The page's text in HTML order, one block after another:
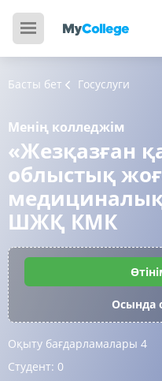
Басты бет Госуслуги
Менің колледжім
«Жезқазған
облыстық
ШЖҚ КМК
Осында
Оқыту бағдарламалары 4
Студент: 0